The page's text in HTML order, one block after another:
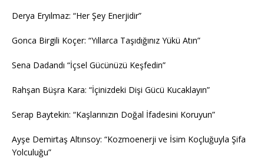
Derya Eryılmaz: “Her Şey Enerjidir”
Gonca Birgili Koçer: “Yıllarca Taşıdığınız Yükü Atın”
Sena Dadandı “İçsel Gücünüzü Keşfedin”
Rahşan Büşra Kara: “İçinizdeki Dişi Gücü Kucaklayın”
Serap Baytekin: “Kaşlarınızın Doğal İfadesini Koruyun”
Ayşe Demirtaş Altınsoy: “Kozmoenerji ve İsim Koçluğuyla Şifa
Yolculuğu”